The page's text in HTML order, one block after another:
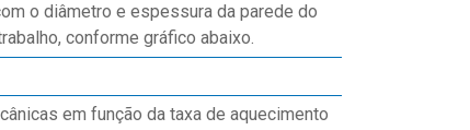
o diâmetro e espessura da parede do
conforme gráfico abaixo.
em função da taxa de aquecimento